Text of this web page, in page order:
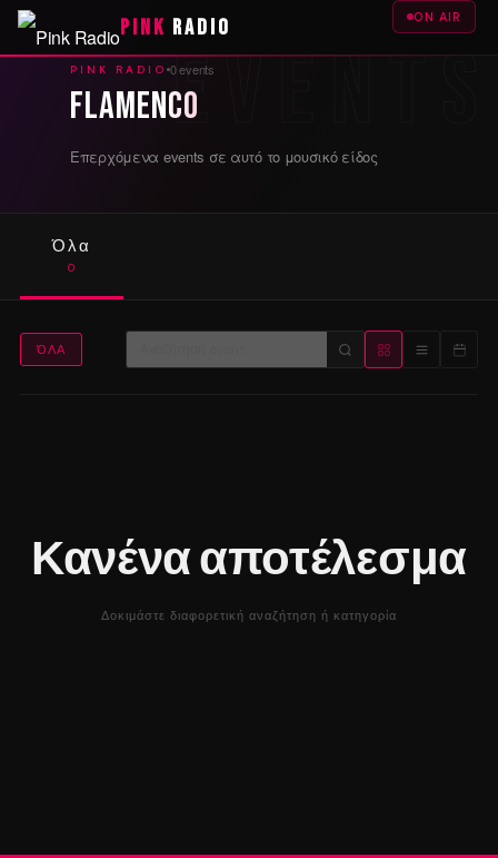
PINK RADIO ON AIR
PINK RADIO 0 events
flamenco
Επερχόμενα events σε αυτό το μουσικό είδος
Όλα
0
ΌΛΑ
Κανένα αποτέλεσμα
Δοκιμάστε διαφορετική αναζήτηση ή κατηγορία